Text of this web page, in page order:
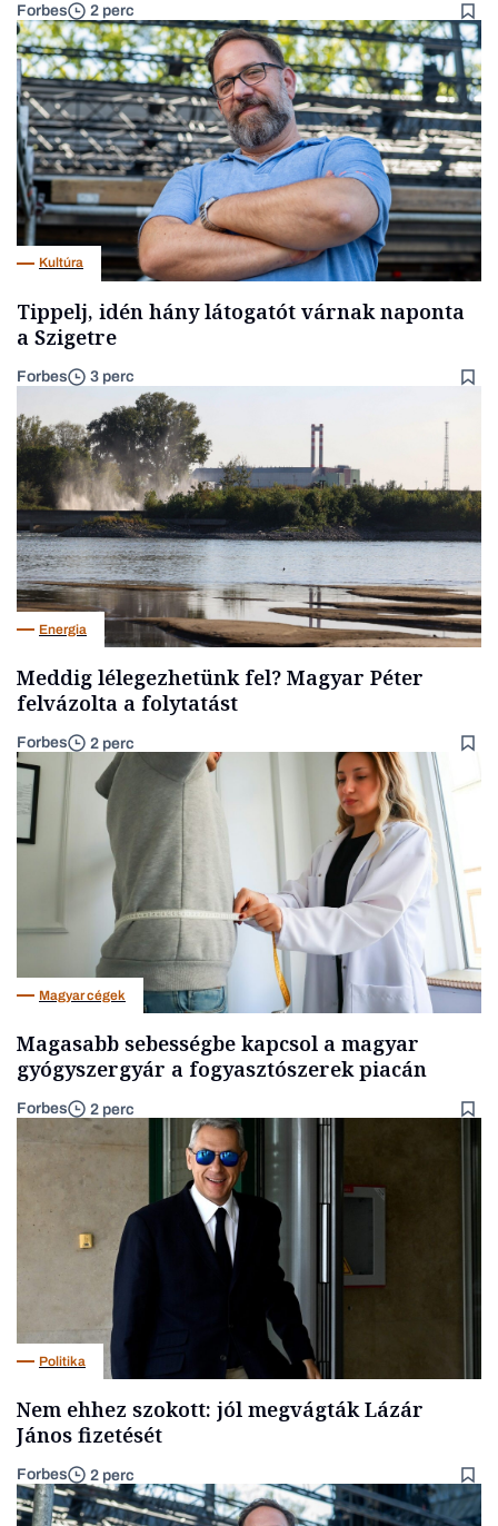
Forbes 2 perc
Kultúra
Tippelj, idén hány látogatót várnak naponta
a Szigetre
Forbes 3 perc
Energia
Meddig lélegezhetünk fel? Magyar Péter
felvázolta a folytatást
Forbes 2 perc
Magyar cégek
Magasabb sebességbe kapcsol a magyar
gyógyszergyár a fogyasztószerek piacán
Forbes 2 perc
Politika
Nem ehhez szokott: jól megvágták Lázár
János fizetését
Forbes 2 perc